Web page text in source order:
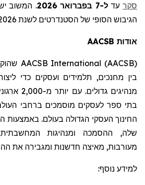
סקרעדל-7 בפברואר 2026 . המשוב
הגיבוש הסופי של הסטנדרטים לשנת 2026.
אודות AACSB
AACSB International (AACSB)
בין מחנכים, תלמידים ועסקים כדי
בתי ספר לעסקים מוסמכים ברחבי
החינוך העסקי הגדולה בעולם. באמצעות
שלה, ההסמכה ומנהיגות
מעורבות, מאיצה חדשנות ומגבירה את
למידע נוסף: